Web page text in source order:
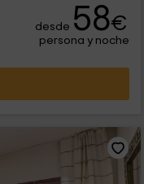
desde 58€
persona y noche